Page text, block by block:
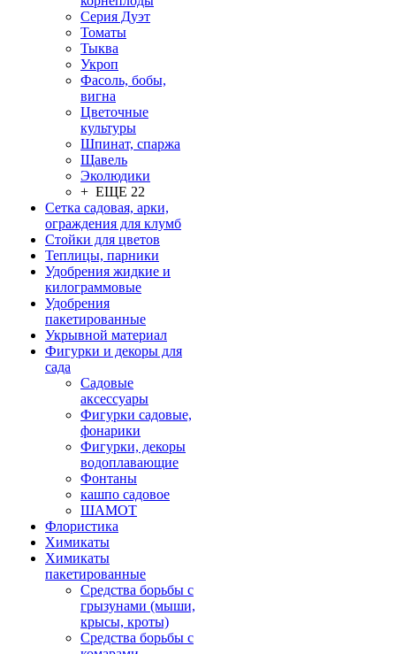
Серия Дуэт
Томаты
Тыква
Укроп
Фасоль, бобы,
вигна
Цветочные
культуры
Шпинат, спаржа
Щавель
Эколюдики
+ ЕЩЕ 22
Сетка садовая, арки,
ограждения для клумб
Стойки для цветов
Теплицы, парники
Удобрения жидкие и
килограммовые
Удобрения
пакетированные
Укрывной материал
Фигурки и декоры для
сада
Садовые
аксессуары
Фигурки садовые,
фонарики
Фигурки, декоры
водоплавающие
Фонтаны
кашпо садовое
ШАМОТ
Флористика
Химикаты
Химикаты
пакетированные
Средства борьбы с
грызунами (мыши,
крысы, кроты)
Средства борьбы с